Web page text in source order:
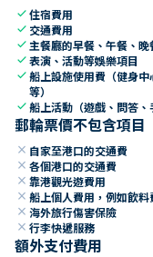
check住宿費用
check 交通費用
check 主餐廳的早餐、午餐、
check表演、活動等娛樂項目
check船上設施使用費（健身
等）
check船上活動（遊戲、問答、
郵輪票價不包含項目
close 自家至港口的交通費
close 各個港口的交通費
close 靠港觀光遊費用
close 船上個人費用，例如飲
close 海外旅行傷害保險
close 行李快遞服務
額外支付費用